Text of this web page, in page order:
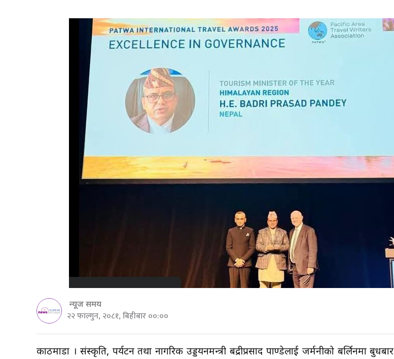
न्यूज समय
२२ फाल्गुन, २०८१, बिहीबार ००:००
काठमाडौँ । संस्कृति, पर्यटन तथा नागरिक उड्डयनमन्त्री बद्रीप्रसाद पाण्डेलाई जर्मनीको बर्लिनमा